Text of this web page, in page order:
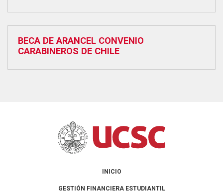
BECA DE ARANCEL CONVENIO
CARABINEROS DE CHILE
INICIO
GESTIÓN FINANCIERA ESTUDIANTIL